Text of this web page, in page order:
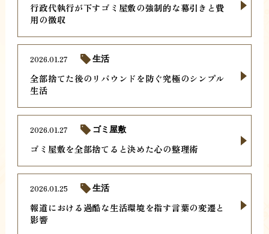
行政代執行が下すゴミ屋敷の強制的な幕引きと費
用の徴収
全部捨てた後のリバウンドを防ぐ究極のシンプル
生活
2026.01.27 生活
ゴミ屋敷を全部捨てると決めた心の整理術
2026.01.27 ゴミ屋敷
報道における過酷な生活環境を指す言葉の変遷と
影響
2026.01.25 生活